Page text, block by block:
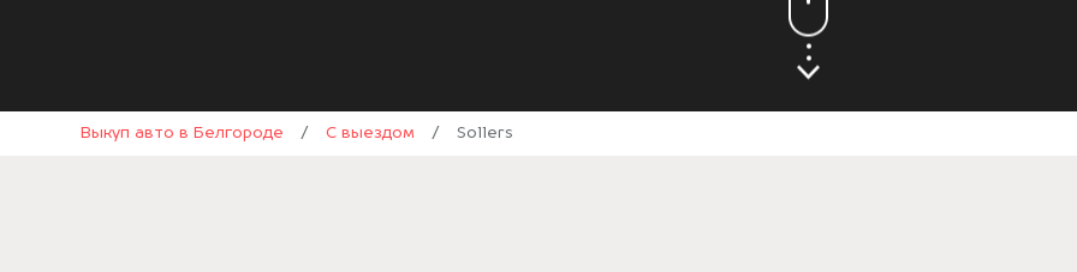
Выкуп авто в Белгороде / С выездом / Sollers